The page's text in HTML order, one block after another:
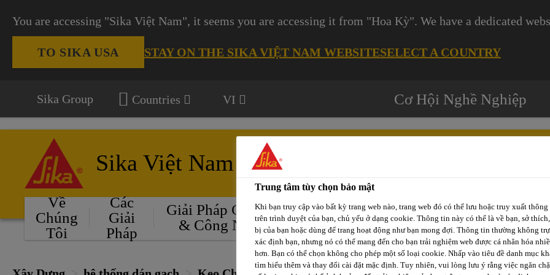
You are accessing "Sika Việt Nam", it seems you are accessing it from "Hoa Kỳ". We have a dedicated
TO SIKA USA STAY ON THE SIKA VIỆT NAM WEBSITESELECT A COUNTRY
Sika Group Countries VI Cơ Hội Nghề Nghiệp
Sika Việt Nam
Về
Chúng
Tôi
Các
Giải
Pháp
Giải Pháp Cho Ô-tô
& Công Nghiệp
Các
Dự
Án
Phát Triển
Bền Vững
Kênh Phân
Phối / Bán Lẻ
Trung tâm tùy chọn bảo mật
Khi bạn truy cập vào bất kỳ trang web nào, trang web đó có thể lưu hoặc truy xuất
trên trình duyệt của bạn, chủ yếu ở dạng cookie. Thông tin này có thể là về bạn, sở
bị của bạn hoặc dùng để trang hoạt động như bạn mong đợi. Thông tin thường không
xác định bạn, nhưng nó có thể mang đến cho bạn trải nghiệm web được cá nhân hóa
hơn. Bạn có thể chọn không cho phép một số loại cookie. Nhấp vào tiêu đề danh mục
tìm hiểu thêm và thay đổi cài đặt mặc định. Tuy nhiên, vui lòng lưu ý rằng việc ngăn